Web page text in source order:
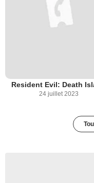
Resident Evil: Death
24 juillet 2023